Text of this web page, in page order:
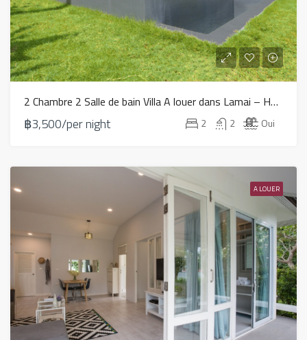
2 Chambre 2 Salle de bain Villa A louer dans Lamai – HV0097
฿3,500/per night 2 2 Oui
A LOUER